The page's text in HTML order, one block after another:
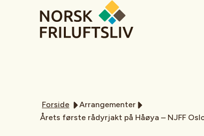
Forside
Arrangementer
Årets første rådyrjakt på Håøya – NJFF